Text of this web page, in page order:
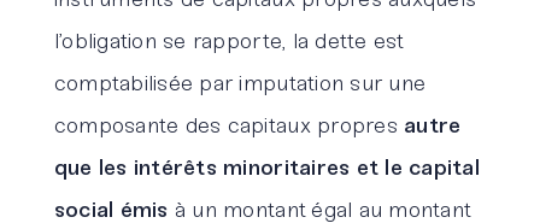
l’obligation se rapporte, la dette est
comptabilisée par imputation sur une
composante des capitaux propres autre
que les intérêts minoritaires et le capital
social émis à un montant égal au montant